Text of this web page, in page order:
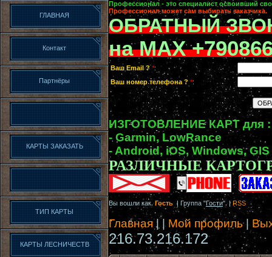
ГЛАВНАЯ
Контакт
Партнёры
КАРТЫ ЗАКАЗАТЬ
ТИП КАРТЫ
КАРТЫ ЛЕСНИЧЕСТВ
Профессионал - это специалист освоивший
Профессионал может сам выбирать заказчика.
ОБРАТНЫЙ
на MAX
Ваш Email ? *:
Ваш номер телефона ? *:
ИЗГОТОВЛЕНИЕ КАРТ для :
- Garmin, LowRance
- Android, iOS, Windows, GIS
РАЗЛИЧНЫЕ
Вы вошли какГость | Группа "Гости" |RSS
Главная| | Мой профиль|
216.73.216.172